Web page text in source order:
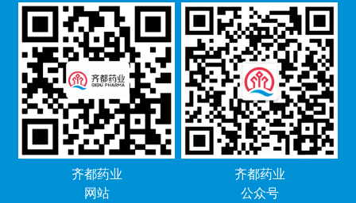
齐都药业
网站
齐都药业
公众号